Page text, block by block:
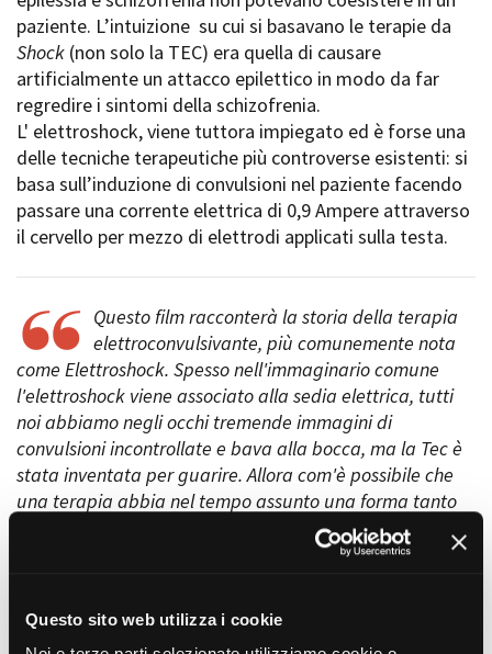
Questo sito web utilizza i cookie
BOOK DATABASE
NEWS
CASTING
Elenco Operatori Economici
per affidamento lavori in
economia
Amministrazione trasparente
Privacy
Cookie policy
Whistleblowing
Credits
paziente. L’intuizione su cui si basavano le terapie da
Shock (non solo la TEC) era quella di causare
artificialmente un attacco epilettico in modo da far
regredire i sintomi della schizofrenia.
L' elettroshock, viene tuttora impiegato ed è forse una
delle tecniche terapeutiche più controverse esistenti: si
basa sull’induzione di convulsioni nel paziente facendo
passare una corrente elettrica di 0,9 Ampere attraverso
il cervello per mezzo di elettrodi applicati sulla testa.
Questo film racconterà la storia della terapia
elettroconvulsivante, più comunemente nota
come Elettroshock. Spesso nell'immaginario comune
l'elettroshock viene associato alla sedia elettrica, tutti
noi abbiamo negli occhi tremende immagini di
convulsioni incontrollate e bava alla bocca, ma la Tec è
stata inventata per guarire. Allora com'è possibile che
una terapia abbia nel tempo assunto una forma tanto
Il film cercherà di aprire una porta su questa cura
(Terapia elettroconvulsivante). Attraverso la